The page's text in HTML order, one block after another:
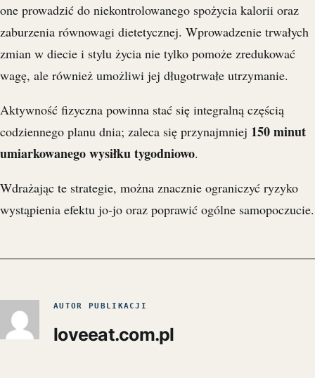
one prowadzić do niekontrolowanego spożycia kalorii oraz
zaburzenia równowagi dietetycznej. Wprowadzenie trwałych
zmian w diecie i stylu życia nie tylko pomoże zredukować
wagę, ale również umożliwi jej długotrwałe utrzymanie.
Aktywność fizyczna powinna stać się integralną częścią
codziennego planu dnia; zaleca się przynajmniej 150 minut
umiarkowanego wysiłku tygodniowo.
Wdrażając te strategie, można znacznie ograniczyć ryzyko
wystąpienia efektu jo-jo oraz poprawić ogólne samopoczucie.
AUTOR PUBLIKACJI
loveeat.com.pl